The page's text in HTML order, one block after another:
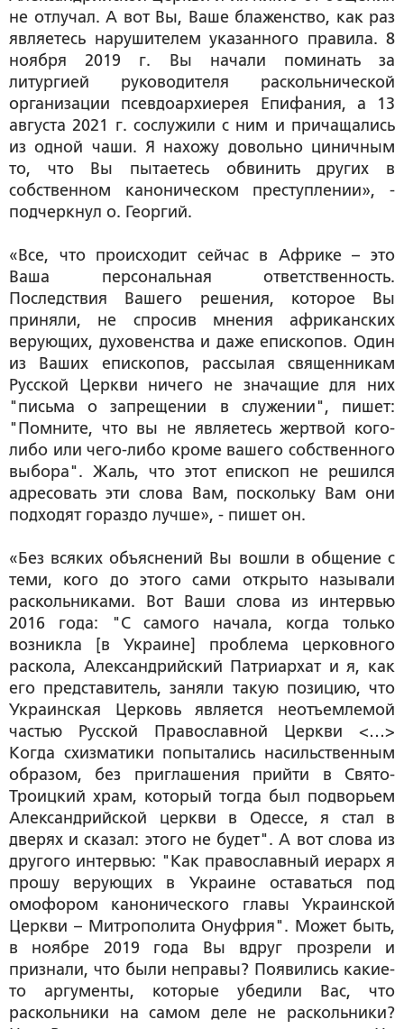
не отлучал. А вот Вы, Ваше блаженство, как раз
являетесь нарушителем указанного правила. 8
ноября 2019 г. Вы начали поминать за
литургией руководителя раскольнической
организации псевдоархиерея Епифания, а 13
августа 2021 г. сослужили с ним и причащались
из одной чаши. Я нахожу довольно циничным
то, что Вы пытаетесь обвинить других в
собственном каноническом преступлении», -
подчеркнул о. Георгий.
«Все, что происходит сейчас в Африке – это
Ваша персональная ответственность.
Последствия Вашего решения, которое Вы
приняли, не спросив мнения африканских
верующих, духовенства и даже епископов. Один
из Ваших епископов, рассылая священникам
Русской Церкви ничего не значащие для них
"письма о запрещении в служении", пишет:
"Помните, что вы не являетесь жертвой кого-
либо или чего-либо кроме вашего собственного
выбора". Жаль, что этот епископ не решился
адресовать эти слова Вам, поскольку Вам они
подходят гораздо лучше», - пишет он.
«Без всяких объяснений Вы вошли в общение с
теми, кого до этого сами открыто называли
раскольниками. Вот Ваши слова из интервью
2016 года: "С самого начала, когда только
возникла [в Украине] проблема церковного
раскола, Александрийский Патриархат и я, как
его представитель, заняли такую позицию, что
Украинская Церковь является неотъемлемой
частью Русской Православной Церкви <…>
Когда схизматики попытались насильственным
образом, без приглашения прийти в Свято-
Троицкий храм, который тогда был подворьем
Александрийской церкви в Одессе, я стал в
дверях и сказал: этого не будет". А вот слова из
другого интервью: "Как православный иерарх я
прошу верующих в Украине оставаться под
омофором канонического главы Украинской
Церкви – Митрополита Онуфрия". Может быть,
в ноябре 2019 года Вы вдруг прозрели и
признали, что были неправы? Появились какие-
то аргументы, которые убедили Вас, что
раскольники на самом деле не раскольники?